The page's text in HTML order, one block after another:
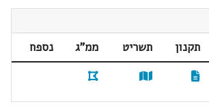
תקנון תשריט ממ"ג
נספח